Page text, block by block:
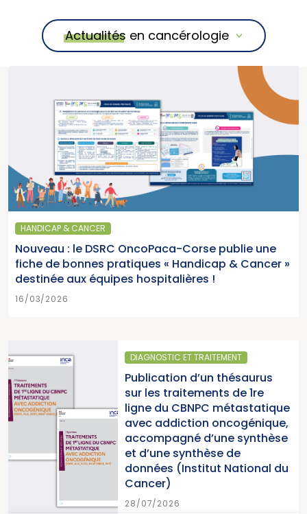
Actualités en cancérologie
HANDICAP & CANCER
Nouveau : le DSRC OncoPaca-Corse publie une
fiche de bonnes pratiques « Handicap & Cancer »
destinée aux équipes hospitalières !
16/03/2026
DIAGNOSTIC ET TRAITEMENT
d’un thésaurus
les traitements de 1re
du CBNPC métastatique
addiction oncogénique,
d’une synthèse
d’une synthèse de
(Institut National du